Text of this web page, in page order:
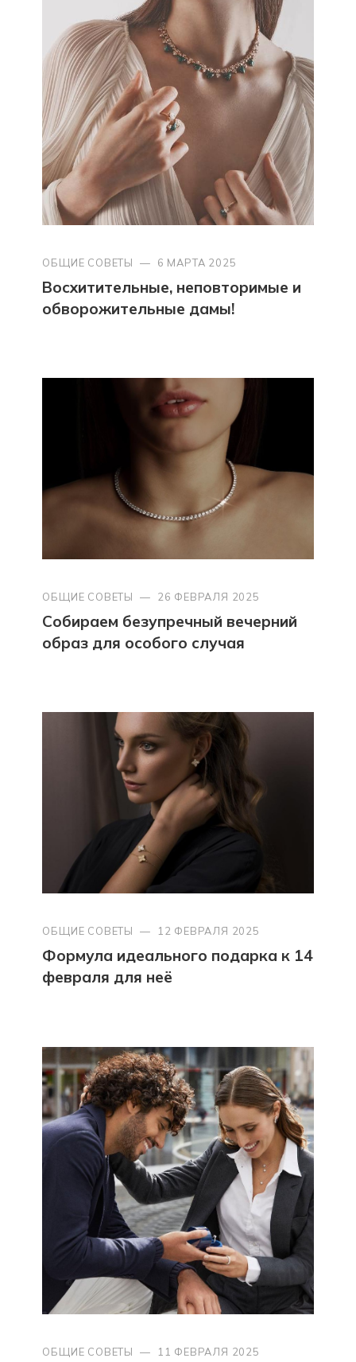
ОБЩИЕ СОВЕТЫ — 6 МАРТА 2025
Восхитительные, неповторимые и
обворожительные дамы!
ОБЩИЕ СОВЕТЫ — 26 ФЕВРАЛЯ 2025
Собираем безупречный вечерний
образ для особого случая
ОБЩИЕ СОВЕТЫ — 12 ФЕВРАЛЯ 2025
Формула идеального подарка к 14
февраля для неё
ОБЩИЕ СОВЕТЫ — 11 ФЕВРАЛЯ 2025